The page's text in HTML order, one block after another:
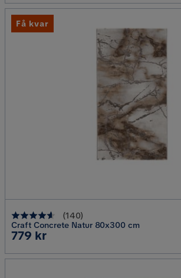
(140)
Craft Concrete Natur 80x300 cm
Pris
779 kr
Få kvar